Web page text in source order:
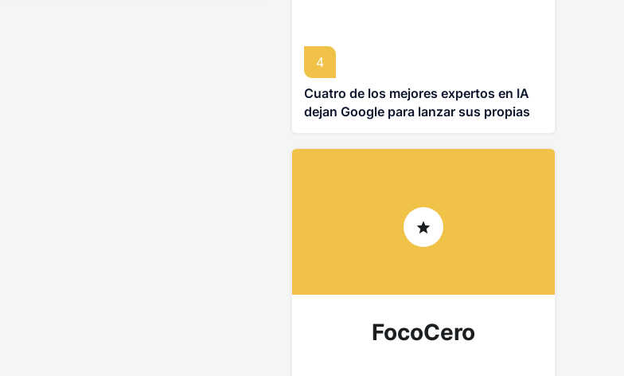
4
Cuatro de los mejores expertos en IA
dejan Google para lanzar sus propias
FocoCero